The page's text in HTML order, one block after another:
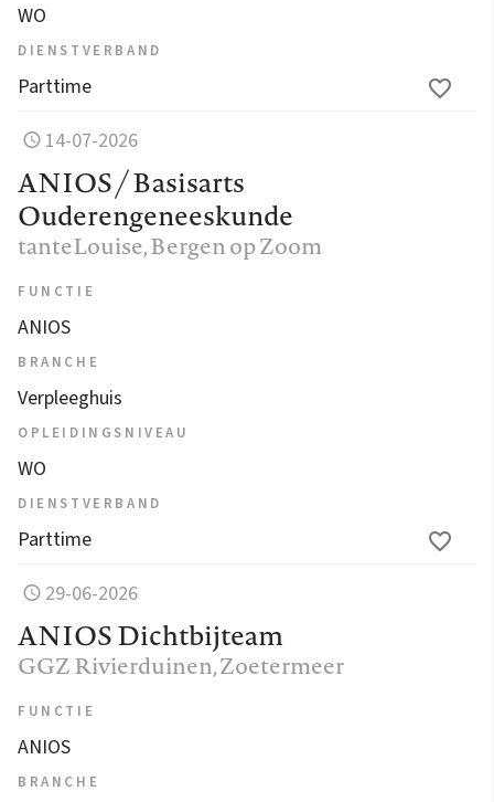
WO
DIENSTVERBAND
Parttime
14-07-2026
ANIOS / Basisarts
Ouderengeneeskunde
tanteLouise, Bergen op Zoom
FUNCTIE
ANIOS
BRANCHE
Verpleeghuis
OPLEIDINGSNIVEAU
WO
DIENSTVERBAND
Parttime
29-06-2026
ANIOS Dichtbijteam
GGZ Rivierduinen, Zoetermeer
FUNCTIE
ANIOS
BRANCHE